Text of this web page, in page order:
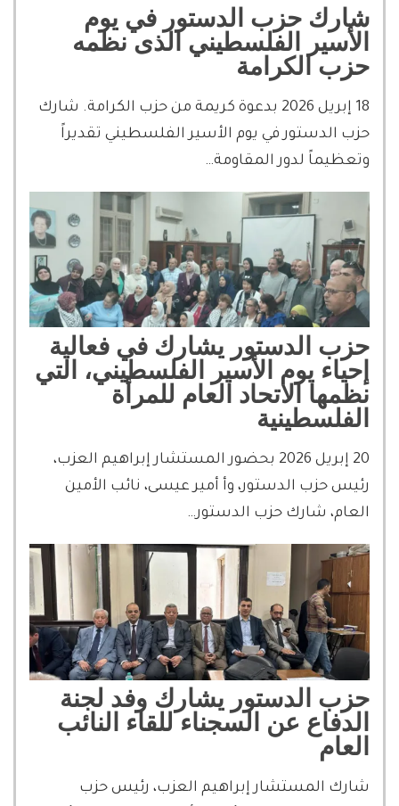
شارك حزب الدستور في يوم
الأسير الفلسطيني الذى نظمه
حزب الكرامة
18 إبريل 2026 بدعوة كريمة من حزب الكرامة. شارك
حزب الدستور في يوم الأسير الفلسطيني تقديراً
وتعظيماً لدور المقاومة…
حزب الدستور يشارك في فعالية
إحياء يوم الأسير الفلسطيني، التي
نظمها الاتحاد العام للمرأة
الفلسطينية
20 إبريل 2026 بحضور المستشار إبراهيم العزب،
رئيس حزب الدستور، وأ أمير عيسى، نائب الأمين
العام، شارك حزب الدستور…
حزب الدستور يشارك وفد لجنة
الدفاع عن السجناء للقاء النائب
العام
شارك المستشار إبراهيم العزب، رئيس حزب